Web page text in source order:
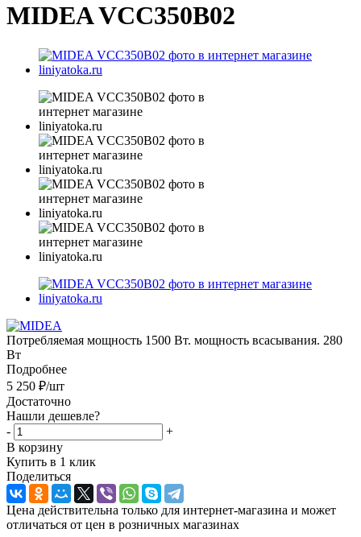
MIDEA VCC350B02
Потребляемая мощность 1500 Вт. мощность всасывания. 280
Вт
Подробнее
5 250 ₽/шт
Достаточно
Нашли дешевле?
-
+
В корзину
Купить в 1 клик
Поделиться
Цена действительна только для интернет-магазина и может
отличаться от цен в розничных магазинах